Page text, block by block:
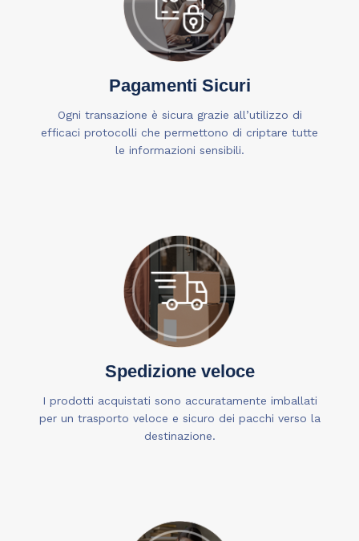
Pagamenti Sicuri
Ogni transazione è sicura grazie all’utilizzo di
efficaci protocolli che permettono di criptare tutte
le informazioni sensibili.
Spedizione veloce
I prodotti acquistati sono accuratamente imballati
per un trasporto veloce e sicuro dei pacchi verso la
destinazione.